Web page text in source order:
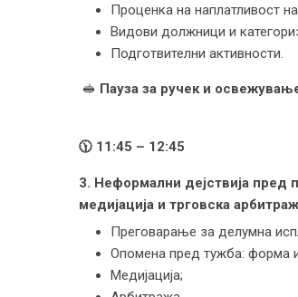
Проценка на наплатливост
Видови должници и
Подготвителни активности.
🥪 Пауза за ручек и
🕦 11:45 – 12:45
3. Неформални дејствија пред
медијација и трговска
Преговарање за делумна
Опомена пред тужба: форма
Медијација;